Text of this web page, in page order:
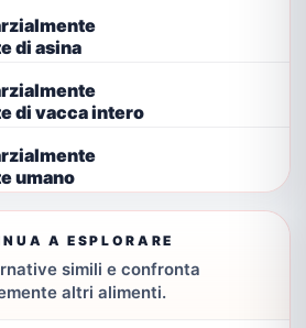
di asina
di vacca intero
umano
A ESPLORARE
simili e confronta
altri alimenti.